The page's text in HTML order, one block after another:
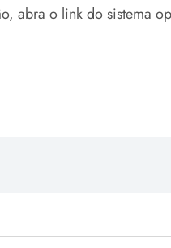
abra o link do sistema